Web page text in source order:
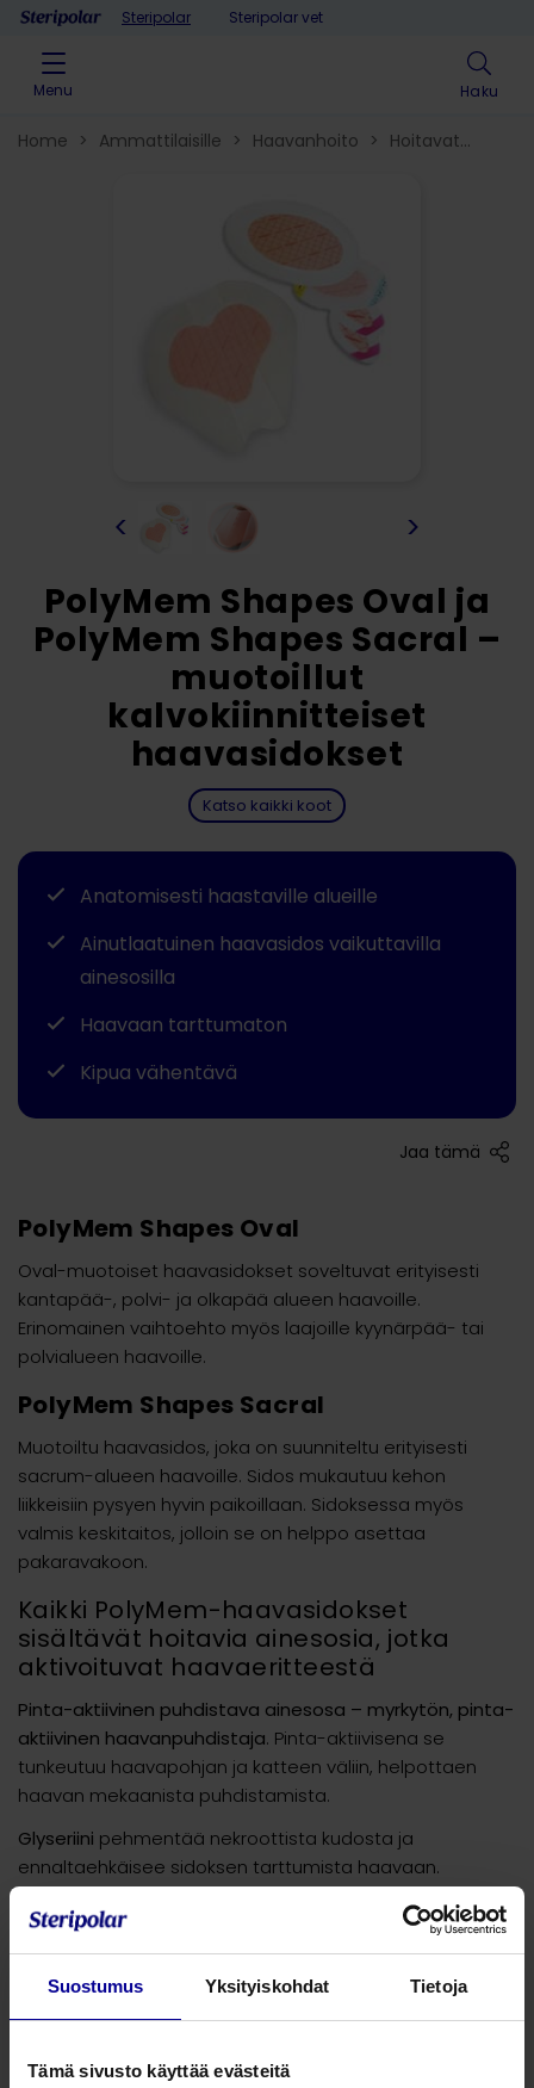
Suostumus Yksityiskohdat Tietoja
Tämä sivusto käyttää evästeitä
Skip to contentSteripolar Steripolar vet
Menu Haku
Home > Ammattilaisille > Haavanhoito > Hoitavat
PolyMem Shapes Oval
Oval-muotoiset haavasidokset soveltuvat erityisesti
kantapää-, polvi- ja olkapää alueen haavoille.
Erinomainen vaihtoehto myös laajoille kyynärpää- tai
polvialueen haavoille.
PolyMem Shapes Sacral
Muotoiltu haavasidos, joka on suunniteltu erityisesti
sacrum-alueen haavoille. Sidos mukautuu kehon
liikkeisiin pysyen hyvin paikoillaan. Sidoksessa myös
valmis keskitaitos, jolloin se on helppo asettaa
pakaravakoon.
Kaikki PolyMem-haavasidokset
sisältävät hoitavia ainesosia, jotka
aktivoituvat haavaeritteestä
Pinta-aktiivinen puhdistava ainesosa – myrkytön, pinta-
aktiivinen haavanpuhdistaja. Pinta-aktiivisena se
tunkeutuu haavapohjan ja katteen väliin, helpottaen
haavan mekaanista puhdistamista.
Glyseriini pehmentää nekroottista kudosta ja
ennaltaehkäisee sidoksen tarttumista haavaan.
Superabsorbentti
antaa sidokselle tehokkaan imukyvyn.
Puoliläpäisevä taustakalvoauttaa säilyttämään
haavalla optimaalisen lämmön ja kosteuden.
Sidoksen polymeerinen matriisipoistaa soluväleistä
turvotusta
>
<
PolyMem Shapes Oval ja
PolyMem Shapes Sacral –
muotoillut
kalvokiinnitteiset
haavasidokset
Katso kaikki koot
Anatomisesti haastaville alueille
Ainutlaatuinen haavasidos vaikuttavilla
ainesosilla
Haavaan tarttumaton
Kipua vähentävä
Jaa tämä